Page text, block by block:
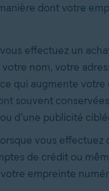
dont votre
effectuez un
nom, votre
qui augmente
souvent
d’une publicité
vous effectuez
de crédit ou
empreinte